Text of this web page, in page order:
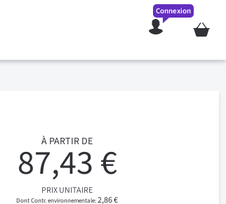
Mon
Connexion
À PARTIR DE
87,43 €
PRIX UNITAIRE
2,86 €